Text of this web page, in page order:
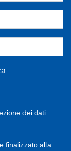
dei dati
finalizzato alla